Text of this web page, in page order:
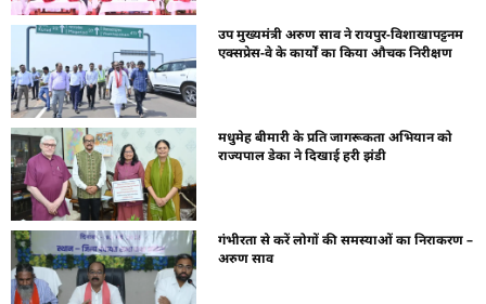
उप मुख्यमंत्री अरुण साव ने रायपुर-विशाखापट्टनम
एक्सप्रेस-वे के कार्यों का किया औचक निरीक्षण
मधुमेह बीमारी के प्रति जागरूकता अभियान को
राज्यपाल डेका ने दिखाई हरी झंडी
गंभीरता से करें लोगों की समस्याओं का निराकरण –
अरुण साव